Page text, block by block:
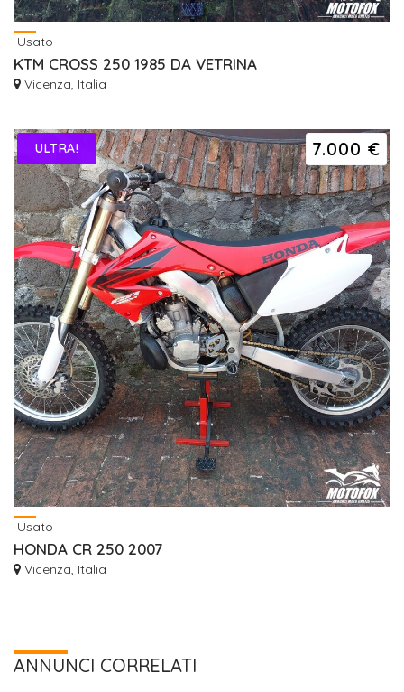
Usato
KTM CROSS 250 1985 DA VETRINA
Vicenza, Italia
7.000 €
ULTRA!
Usato
HONDA CR 250 2007
Vicenza, Italia
ANNUNCI CORRELATI